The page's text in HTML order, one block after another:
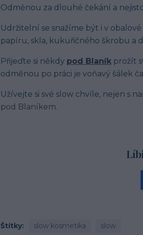
Odměnou za dlouhé čekání a
Udržitelní se snažíme být i v
papíru, skla, kukuřičného škrobu a
Přijeďte si někdy pod Blaník prožít
odměnou po práci je voňavý šálek
Užívejte si své slow chvíle, nejen s
pod Blaníkem.
Štítky slow kosmetika slow